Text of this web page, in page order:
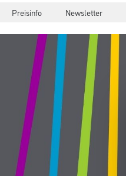
Preisinfo Newsletter